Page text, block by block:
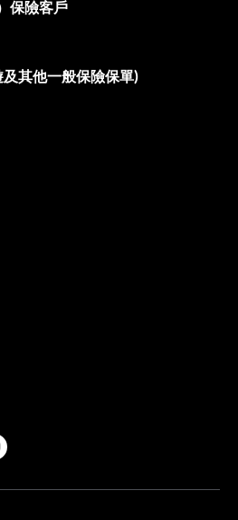
保險客戶
其他一般保險保單)